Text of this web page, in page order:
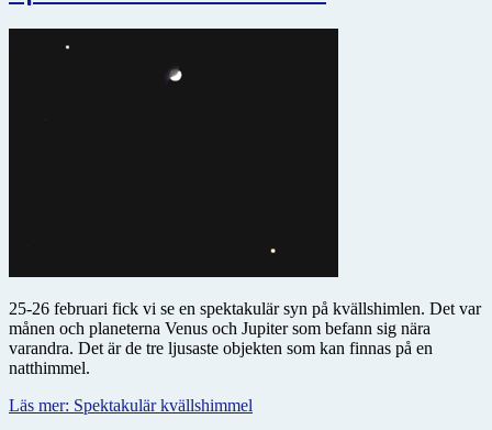
25-26 februari fick vi se en spektakulär syn på kvällshimlen. Det var
månen och planeterna Venus och Jupiter som befann sig nära
varandra. Det är de tre ljusaste objekten som kan finnas på en
natthimmel.
Läs mer: Spektakulär kvällshimmel